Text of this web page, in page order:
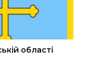
області